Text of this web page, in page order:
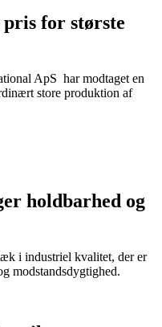
for største
ApS har modtaget en
store produktion af
holdbarhed og
i industriel kvalitet, der er
modstandsdygtighed.